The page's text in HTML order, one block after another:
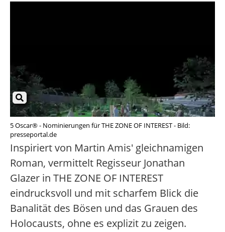
5 Oscar® - Nominierungen für THE ZONE OF INTEREST - Bild:
presseportal.de
Inspiriert von Martin Amis' gleichnamigen
Roman, vermittelt Regisseur Jonathan
Glazer in THE ZONE OF INTEREST
eindrucksvoll und mit scharfem Blick die
Banalität des Bösen und das Grauen des
Holocausts, ohne es explizit zu zeigen.